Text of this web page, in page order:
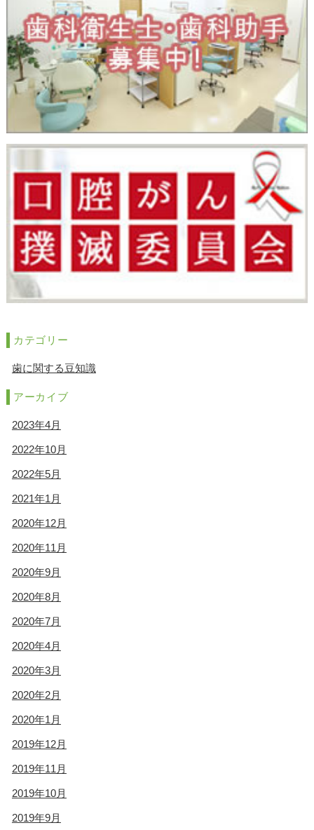
カテゴリー
歯に関する豆知識
アーカイブ
2023年4月
2022年10月
2022年5月
2021年1月
2020年12月
2020年11月
2020年9月
2020年8月
2020年7月
2020年4月
2020年3月
2020年2月
2020年1月
2019年12月
2019年11月
2019年10月
2019年9月